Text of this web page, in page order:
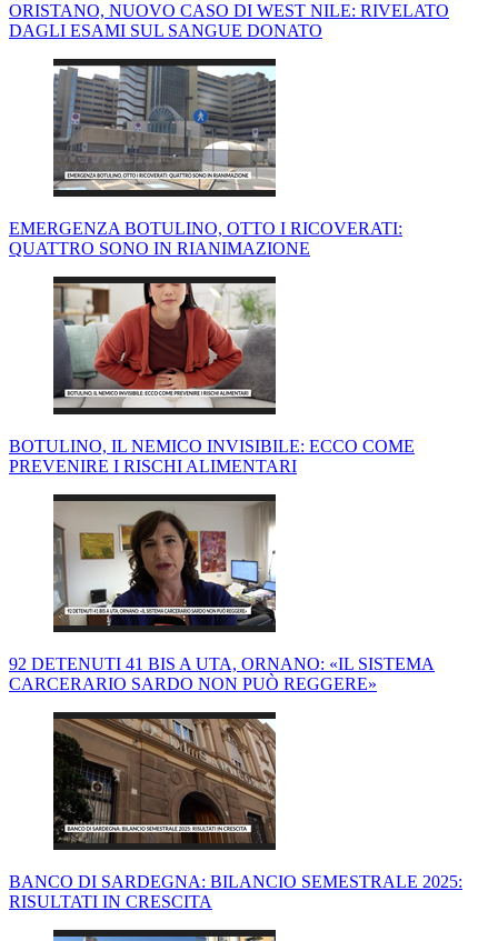
ORISTANO, NUOVO CASO DI WEST NILE: RIVELATO
DAGLI ESAMI SUL SANGUE DONATO
EMERGENZA BOTULINO, OTTO I RICOVERATI:
QUATTRO SONO IN RIANIMAZIONE
BOTULINO, IL NEMICO INVISIBILE: ECCO COME
PREVENIRE I RISCHI ALIMENTARI
92 DETENUTI 41 BIS A UTA, ORNANO: «IL SISTEMA
CARCERARIO SARDO NON PUÒ REGGERE»
BANCO DI SARDEGNA: BILANCIO SEMESTRALE 2025:
RISULTATI IN CRESCITA